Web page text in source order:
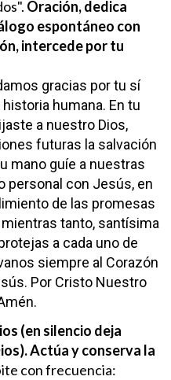
Oración, dedica
espontáneo con
intercede por tu
gracias por tu sí
humana. En tu
a nuestro Dios,
futuras la salvación
mano guíe a nuestras
personal con Jesús, en
de las promesas
mientras tanto, santísima
a cada uno de
siempre al Corazón
Por Cristo Nuestro
(en silencio deja
Actúa y conserva la
con frecuencia: